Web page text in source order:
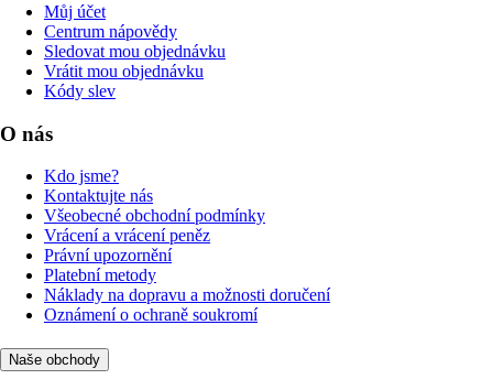
Můj účet
Centrum nápovědy
Sledovat mou objednávku
Vrátit mou objednávku
Kódy slev
O nás
Kdo jsme?
Kontaktujte nás
Všeobecné obchodní podmínky
Vrácení a vrácení peněz
Právní upozornění
Platební metody
Náklady na dopravu a možnosti doručení
Oznámení o ochraně soukromí
Naše obchody